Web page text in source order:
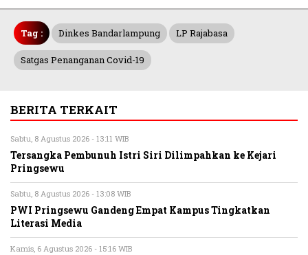
Tag : Dinkes Bandarlampung LP Rajabasa
Satgas Penanganan Covid-19
BERITA TERKAIT
Sabtu, 8 Agustus 2026 - 13:11 WIB
Tersangka Pembunuh Istri Siri Dilimpahkan ke Kejari
Pringsewu
Sabtu, 8 Agustus 2026 - 13:08 WIB
PWI Pringsewu Gandeng Empat Kampus Tingkatkan
Literasi Media
Kamis, 6 Agustus 2026 - 15:16 WIB